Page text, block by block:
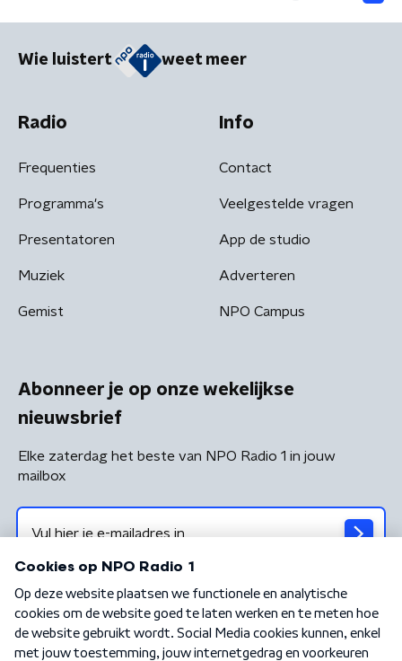
Wie luistert weet meer
Radio
Frequenties
Programma's
Presentatoren
Muziek
Gemist
Info
Contact
Veelgestelde vragen
App de studio
Adverteren
NPO Campus
Abonneer je op onze wekelijkse
nieuwsbrief
Elke zaterdag het beste van NPO Radio 1 in jouw
mailbox
Algemene voorwaarden